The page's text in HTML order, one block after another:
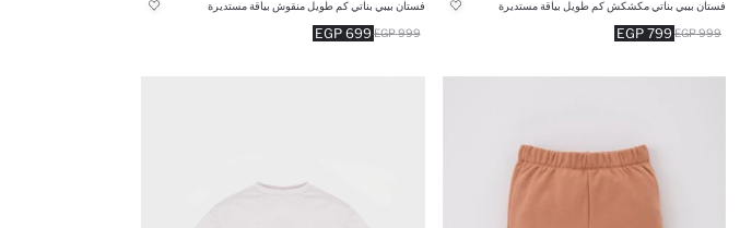
فستان بيبي بناتي مكشكش كم طويل بياقة مستديرة
799 EGP 999 EGP
فستان بيبي بناتي كم طويل منقوش بياقة مستديرة
699 EGP 999 EGP